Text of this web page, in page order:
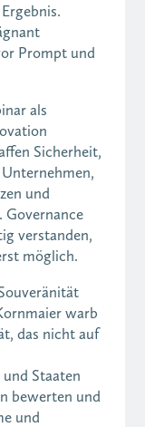
Prompt und
als
Sicherheit,
und
Governance
verstanden,
möglich.
warb
das nicht auf
Staaten
bewerten und
und